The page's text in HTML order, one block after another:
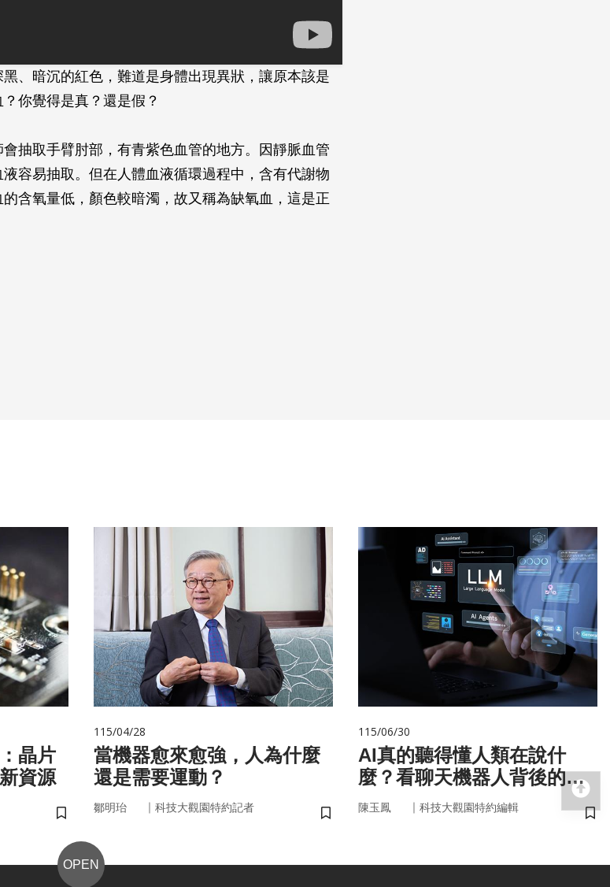
、暗沉的紅色，難道是身體出現異狀，讓原本該是
你覺得是真？還是假？
抽取手臂肘部，有青紫色血管的地方。因靜脈血管
容易抽取。但在人體血液循環過程中，含有代謝物
含氧量低，顏色較暗濁，故又稱為缺氧血，這是正
晶片
資源
儲存書籤
115/04/28
當機器愈來愈強，人為什麼
還是需要運動？
鄒明珆 ｜ 科技大觀園特約記者
儲存書籤
115/06/30
AI真的聽得懂人類在說什
麼？看聊天機器人背後的語
言科技
陳玉鳳 ｜ 科技大觀園特約編輯
儲
OPEN